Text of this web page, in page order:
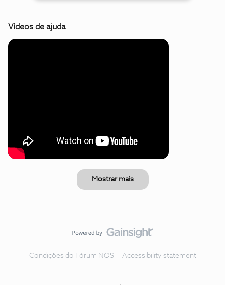
Vídeos de ajuda
Mostrar mais
Condições do Fórum NOS Accessibility statement